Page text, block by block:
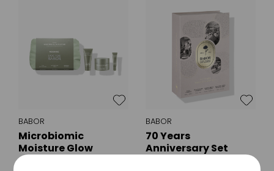
BABOR
Microbiomic
Moisture Glow
Routine Set
BABOR
70 Years
Anniversary Set